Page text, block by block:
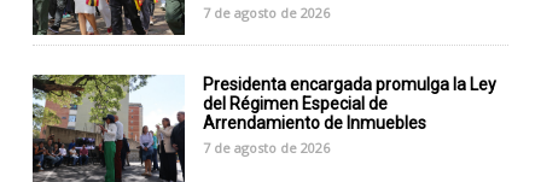
7 de agosto de 2026
Presidenta encargada promulga la Ley
del Régimen Especial de
Arrendamiento de Inmuebles
7 de agosto de 2026